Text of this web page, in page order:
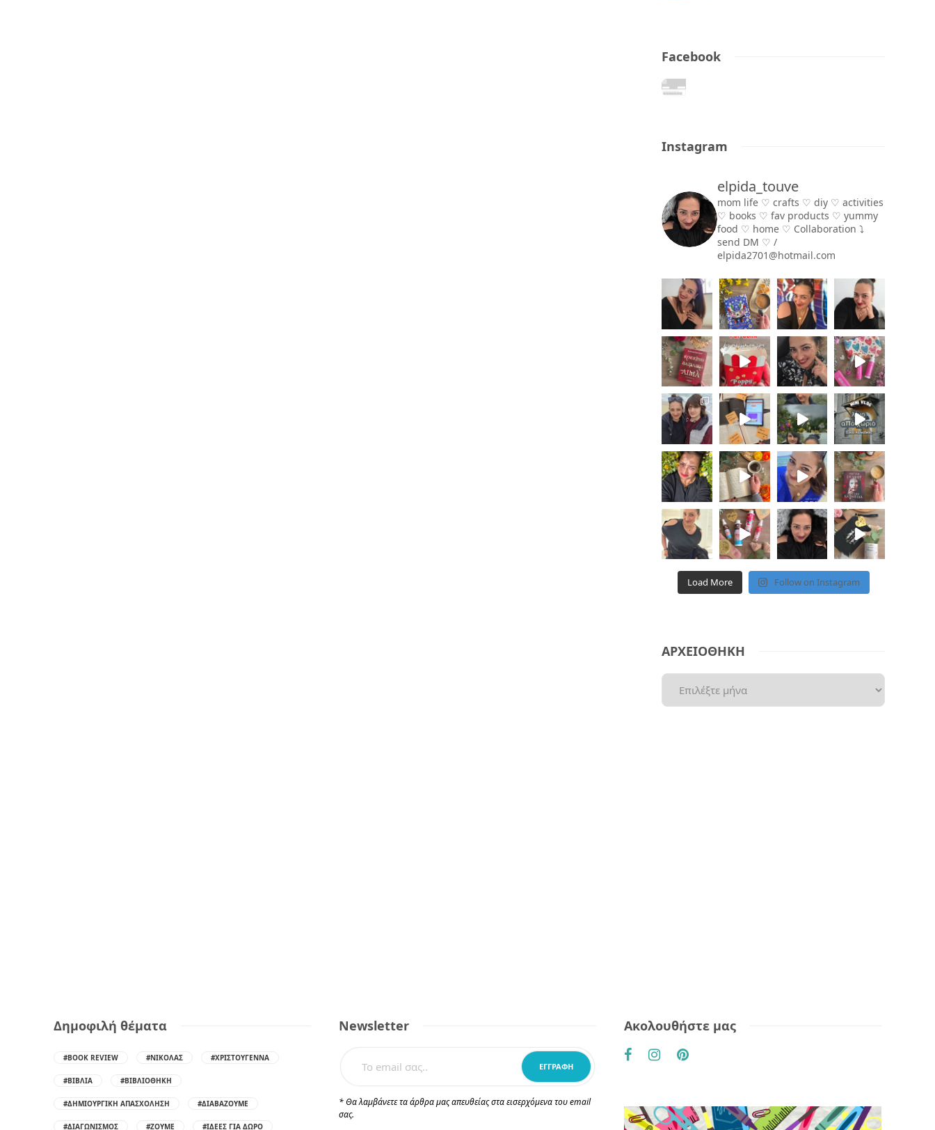
Facebook
Instagram
elpida_touve
mom life ♡ crafts ♡ diy ♡ activities
♡ books ♡ fav products ♡ yummy
food ♡ home ♡ Collaboration ⤵️
send DM ♡ /
elpida2701@hotmail.com
Load More Follow on Instagram
ΑΡΧΕΙΟΘΗΚΗ
Δημοφιλή θέματα
#BOOK REVIEW #ΝΙΚΌΛΑΣ #ΧΡΙΣΤΟΎΓΕΝΝΑ
#ΒΙΒΛΊΑ #ΒΙΒΛΙΟΘΉΚΗ
#ΔΗΜΙΟΥΡΓΙΚΉ ΑΠΑΣΧΌΛΗΣΗ #ΔΙΑΒΆΖΟΥΜΕ
#ΔΙΑΓΩΝΙΣΜΌΣ #ΖΟΎΜΕ #ΙΔΈΕΣ ΓΙΑ ΔΏΡΟ
Newsletter
* Θα λαμβάνετε τα άρθρα μας απευθείας στα εισερχόμενα του email
σας.
Ακολουθήστε μας